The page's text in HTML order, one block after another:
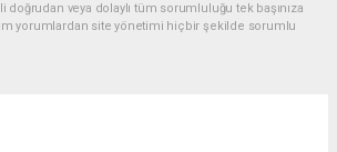
doğrudan veya dolaylı tüm sorumluluğu tek başınıza
yorumlardan site yönetimi hiçbir şekilde sorumlu